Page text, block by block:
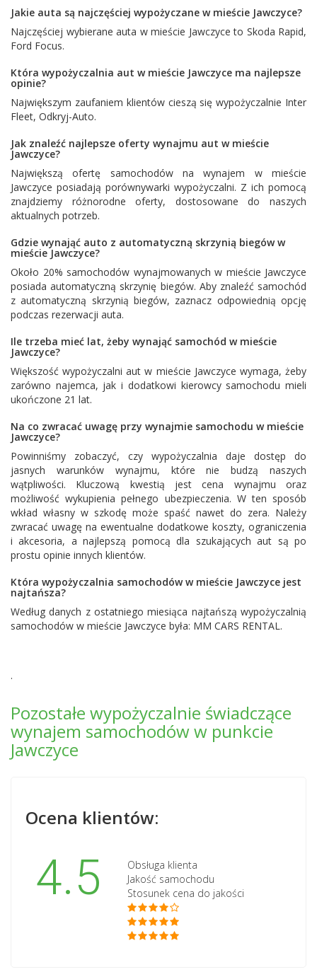
Jakie auta są najczęściej wypożyczane w mieście Jawczyce?
Najczęściej wybierane auta w mieście Jawczyce to Skoda Rapid,
Ford Focus.
Która wypożyczalnia aut w mieście Jawczyce ma najlepsze
opinie?
Największym zaufaniem klientów cieszą się wypożyczalnie Inter
Fleet, Odkryj-Auto.
Jak znaleźć najlepsze oferty wynajmu aut w mieście
Jawczyce?
Największą ofertę samochodów na wynajem w mieście
Jawczyce posiadają porównywarki wypożyczalni. Z ich pomocą
znajdziemy różnorodne oferty, dostosowane do naszych
aktualnych potrzeb.
Gdzie wynająć auto z automatyczną skrzynią biegów w
mieście Jawczyce?
Około 20% samochodów wynajmowanych w mieście Jawczyce
posiada automatyczną skrzynię biegów. Aby znaleźć samochód
z automatyczną skrzynią biegów, zaznacz odpowiednią opcję
podczas rezerwacji auta.
Ile trzeba mieć lat, żeby wynająć samochód w mieście
Jawczyce?
Większość wypożyczalni aut w mieście Jawczyce wymaga, żeby
zarówno najemca, jak i dodatkowi kierowcy samochodu mieli
ukończone 21 lat.
Na co zwracać uwagę przy wynajmie samochodu w mieście
Jawczyce?
Powinniśmy zobaczyć, czy wypożyczalnia daje dostęp do
jasnych warunków wynajmu, które nie budzą naszych
wątpliwości. Kluczową kwestią jest cena wynajmu oraz
możliwość wykupienia pełnego ubezpieczenia. W ten sposób
wkład własny w szkodę może spaść nawet do zera. Należy
zwracać uwagę na ewentualne dodatkowe koszty, ograniczenia
i akcesoria, a najlepszą pomocą dla szukających aut są po
prostu opinie innych klientów.
Która wypożyczalnia samochodów w mieście Jawczyce jest
najtańsza?
Według danych z ostatniego miesiąca najtańszą wypożyczalnią
samochodów w mieście Jawczyce była: MM CARS RENTAL .
.
Pozostałe wypożyczalnie świadczące
wynajem samochodów w punkcie
Jawczyce
Ocena klientów:
4.5
Obsługa klienta
Jakość samochodu
Stosunek cena do jakości